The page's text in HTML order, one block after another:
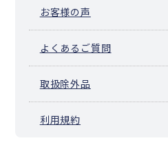
お客様の声
よくあるご質問
取扱除外品
利用規約